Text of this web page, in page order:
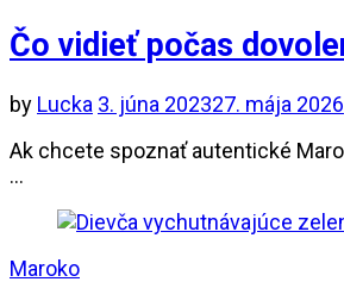
Čo vidieť počas
by Lucka 3. júna 202327. mája 2026
Ak chcete spoznať autentické
…
Maroko